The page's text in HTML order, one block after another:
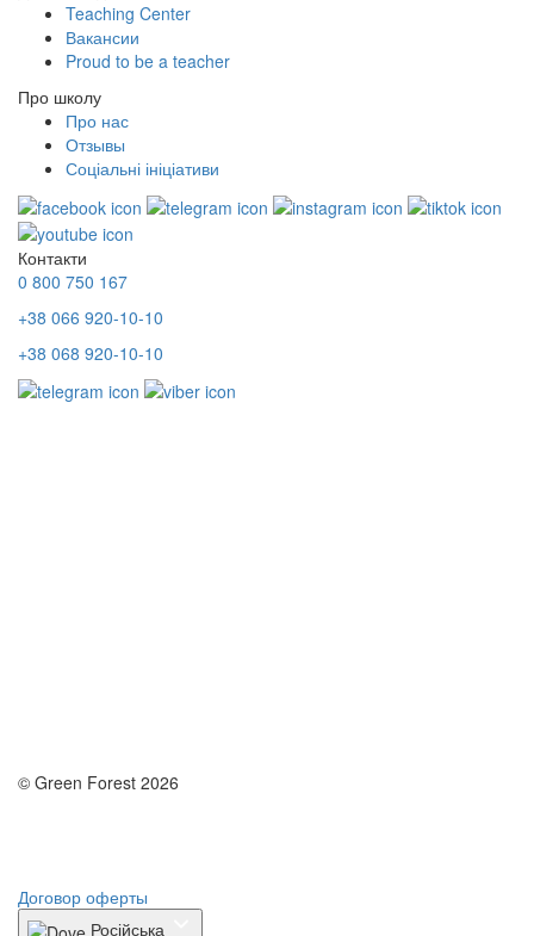
Teaching Center
Вакансии
Proud to be a teacher
Про школу
Про нас
Отзывы
Соціальні ініціативи
Контакти
0 800 750 167
+38 066 920-10-10
+38 068 920-10-10
© Green Forest 2026
Договор оферты
Російська